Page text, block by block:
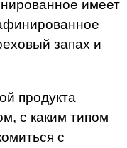
имеет
запах и
продукта
с каким типом
с